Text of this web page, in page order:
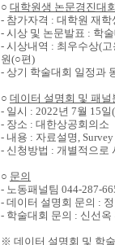
○ 대학원생 논문경진대회
- 참가자격 : 대학원 재
- 시상 및 논문발표 : 학
- 시상내역 : 최우수상(
원(○편)
- 상기 학술대회 일정과
○ 데이터 설명회 및 패
- 일시 : 2022년 7월 15일
- 장소 : 대한상공회의소
- 내용 : 자료설명,
- 신청방법 : 개별적으로
○ 문의
- 노동패널팀 044-287-
- 데이터 설명회 문의 :
- 학술대회 문의 : 신선
※ 데이터 설명회 및 학